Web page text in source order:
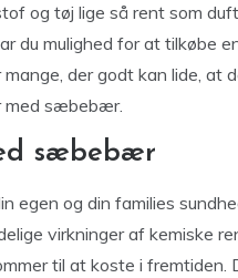
og tøj lige så rent som
du mulighed for at tilkøbe
mange, der godt kan lide,
med sæbebær.
sæbebær
egen og din families
virkninger af kemiske
til at koste i fremtiden.